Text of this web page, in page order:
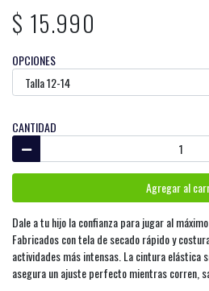
$ 15.990
OPCIONES
CANTIDAD
Agregar al
Dale a tu hijo la confianza para jugar al
Fabricados con tela de secado rápido y
actividades más intensas. La cintura elástica
asegura un ajuste perfecto mientras corren,